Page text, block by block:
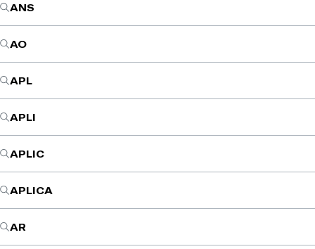
ANS
AO
APL
APLI
APLIC
APLICA
AR